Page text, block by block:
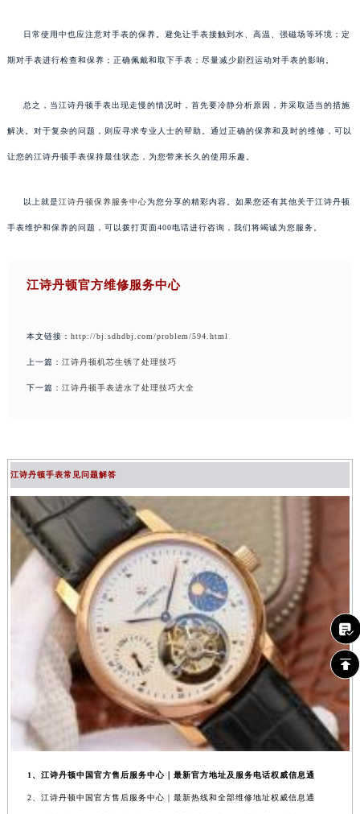
日常使用中也应注意对手表的保养。避免让手表接触到水、高温、强磁场等环境；定
期对手表进行检查和保养；正确佩戴和取下手表；尽量减少剧烈运动对手表的影响。
总之，当江诗丹顿手表出现走慢的情况时，首先要冷静分析原因，并采取适当的措施
解决。对于复杂的问题，则应寻求专业人士的帮助。通过正确的保养和及时的维修，可以
让您的江诗丹顿手表保持最佳状态，为您带来长久的使用乐趣。
以上就是江诗丹顿保养服务中心为您分享的精彩内容。如果您还有其他关于江诗丹顿
手表维护和保养的问题，可以拨打页面400电话进行咨询，我们将竭诚为您服务。
江诗丹顿官方维修服务中心
本文链接： http://bj.sdhdbj.com/problem/594.html
上一篇： 江诗丹顿机芯生锈了处理技巧
下一篇： 江诗丹顿手表进水了处理技巧大全
江诗丹顿手表常见问题解答
1、江诗丹顿中国官方售后服务中心｜最新官方地址及服务电话权威信息通
2、江诗丹顿中国官方售后服务中心｜最新热线和全部维修地址权威信息通